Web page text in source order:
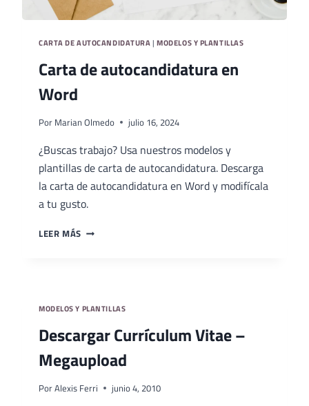
CARTA DE AUTOCANDIDATURA|MODELOS Y PLANTILLAS
Carta de autocandidatura en
Word
Por Marian Olmedo julio 16, 2024
¿Buscas trabajo? Usa nuestros modelos y
plantillas de carta de autocandidatura. Descarga
la carta de autocandidatura en Word y modifícala
a tu gusto.
LEER MÁS CARTA
MODELOS Y PLANTILLAS
Descargar Currículum Vitae –
Megaupload
PorAlexis Ferri junio 4, 2010